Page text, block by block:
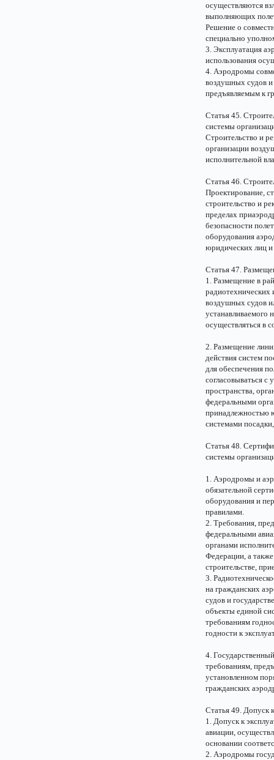
осуществляются
выполняющих
Решение о
специально
3. Эксплуатация
использования
4. Аэродромы
воздушных судов и
предъявляемым к
Статья 45.
системы
Строительство и
организации
исполнительной
Статья 46.
Проектирование,
строительство и
пределах
безопасности
оборудования
юридических лиц и
Статья 47.
1. Размещение в
радиотехнических
воздушных судов
устанавливаемого
осуществляться в
2. Размещение
действия систем
для обеспечения
согласовываться
пространства,
федеральными
принадлежностью
системами
Статья 48.
системы
1. Аэродромы и
обязательной
оборудования и
правилами.
2. Требования,
федеральными
органами
Федерации, а
строительстве,
3.
на гражданских
судов и
объекты единой
требованиям
годности к
4.
требованиям,
установленном
гражданских
Статья 49. Допуск
1. Допуск к
авиации,
основании
2. Аэродромы